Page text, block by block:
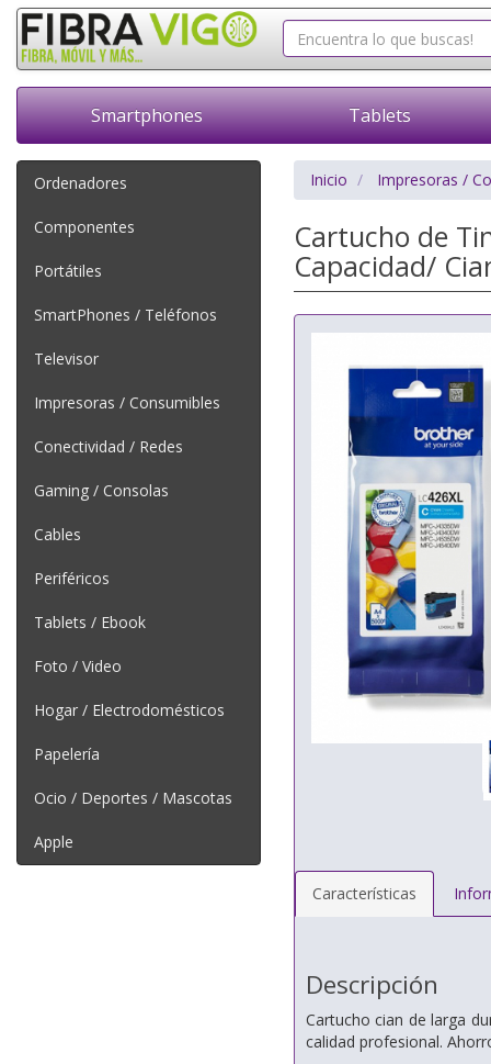
Smartphones Tablets
Ordenadores
Componentes
Portátiles
SmartPhones / Teléfonos
Televisor
Impresoras / Consumibles
Conectividad / Redes
Gaming / Consolas
Cables
Periféricos
Tablets / Ebook
Foto / Video
Hogar / Electrodomésticos
Papelería
Ocio / Deportes / Mascotas
Apple
Inicio Impresoras /
Cartucho de
Capacidad/
Características
Descripción
Cartucho cian de larga
calidad profesional.